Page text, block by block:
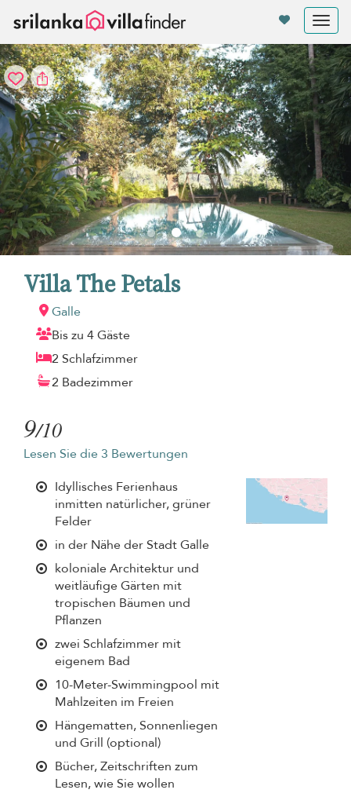
Villa The Petals
Galle
Bis zu 4 Gäste
2 Schlafzimmer
2 Badezimmer
9/10
Lesen Sie die 3 Bewertungen
Idyllisches Ferienhaus
inmitten natürlicher, grüner
Felder
in der Nähe der Stadt Galle
koloniale Architektur und
weitläufige Gärten mit
tropischen Bäumen und
Pflanzen
zwei Schlafzimmer mit
eigenem Bad
10-Meter-Swimmingpool mit
Mahlzeiten im Freien
Hängematten, Sonnenliegen
und Grill (optional)
Bücher, Zeitschriften zum
Lesen, wie Sie wollen
Cookie-Einstellungen